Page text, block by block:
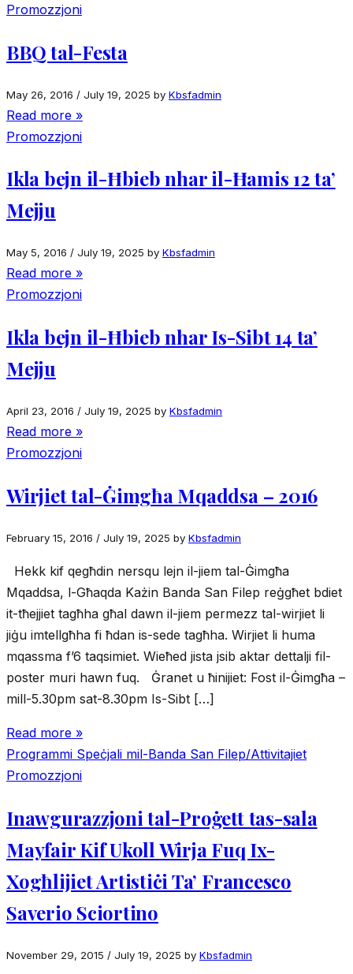
Promozzjoni
BBQ tal-Festa
May 26, 2016 / July 19, 2025 by Kbsfadmin
Read more »
Promozzjoni
Ikla bejn il-Ħbieb nhar il-Ħamis 12 ta’
Mejju
May 5, 2016 / July 19, 2025 by Kbsfadmin
Read more »
Promozzjoni
Ikla bejn il-Ħbieb nhar Is-Sibt 14 ta’
Mejju
April 23, 2016 / July 19, 2025 by Kbsfadmin
Read more »
Promozzjoni
Wirjiet tal-Ġimgħa Mqaddsa – 2016
February 15, 2016 / July 19, 2025 by Kbsfadmin
Hekk kif qegħdin nersqu lejn il-jiem tal-Ġimgħa
Mqaddsa, l-Għaqda Każin Banda San Filep reġgħet bdiet
it-tħejjiet tagħha għal dawn il-jiem permezz tal-wirjiet li
jiġu imtellgħha fi ħdan is-sede tagħha. Wirjiet li huma
mqassma f’6 taqsimiet. Wieħed jista jsib aktar dettalji fil-
poster muri hawn fuq. Ġranet u ħinijiet: Fost il-Ġimgħa –
mill-5.30pm sat-8.30pm Is-Sibt […]
Read more »
Programmi Speċjali mil-Banda San Filep/Attivitajiet
Promozzjoni
Inawgurazzjoni tal-Proġett tas-sala
Mayfair Kif Ukoll Wirja Fuq Ix-
Xogħlijiet Artistiċi Ta’ Francesco
Saverio Sciortino
November 29, 2015 / July 19, 2025 by Kbsfadmin